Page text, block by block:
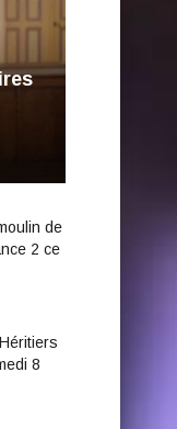
de
2 ce
8